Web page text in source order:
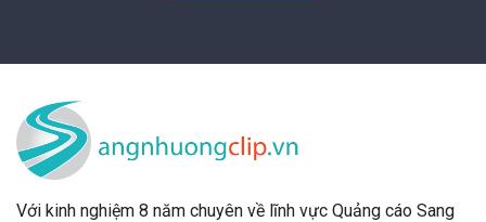
Với kinh nghiệm 8 năm chuyên về lĩnh vực Quảng cáo Sang